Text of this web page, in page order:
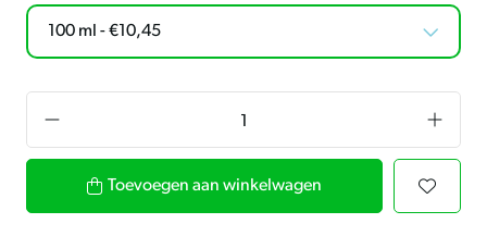
Toevoegen aan winkelwagen